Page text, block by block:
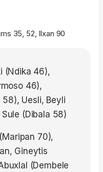
35, 52, Ilxan 90
(Ndika 46),
46),
58), Uesli, Beyli
(Dibala 58)
70),
Gineytis
(Dembele